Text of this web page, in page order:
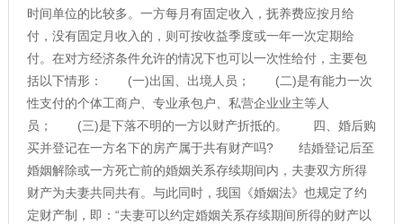
时间单位的比较多。一方每月有固定收入，抚养费应按月给
付，没有固定月收入的，则可按收益季度或一年一次定期给
付。在对方经济条件允许的情况下也可以一次性给付，主要包
括以下情形： (一)出国、出境人员； (二)是有能力一次
性支付的个体工商户、专业承包户、私营企业业主等人
员； (三)是下落不明的一方以财产折抵的。 四、婚后购
买并登记在一方名下的房产属于共有财产吗? 结婚登记后至
婚姻解除或一方死亡前的婚姻关系存续期间内，夫妻双方所得
财产为夫妻共同共有。与此同时，我国《婚姻法》也规定了约
定财产制，即：“夫妻可以约定婚姻关系存续期间所得的财产以